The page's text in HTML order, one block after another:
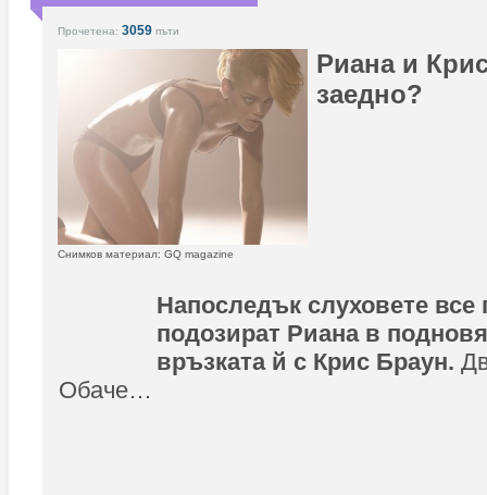
Прочетена: 3059 пъти
Риана и
заедно?
Снимков материал: GQ magazine
Напоследък слуховете все
подозират Риана в
връзката й с Крис Браун.
Обаче…